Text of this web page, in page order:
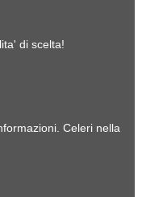
di scelta!
Celeri nella